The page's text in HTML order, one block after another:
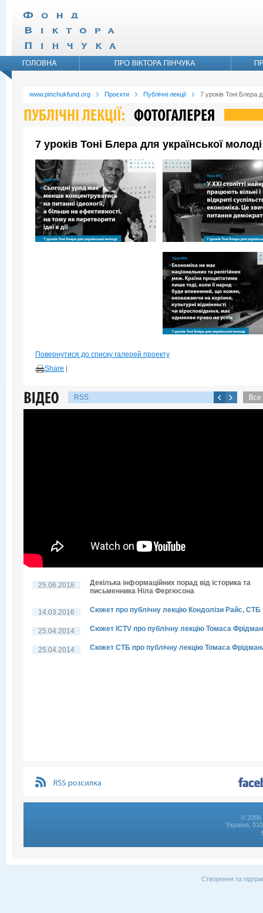
www.pinchukfund.org Проєкти Публічні лекції 7 уроків Тоні Блера
7 уроків Тоні Блера для української
Повернутися до списку галерей проекту
Share
RSS
25.06.2018
Декілька інформаційних порад від історика та
письменника Ніла Фергюсона
14.03.2016 Сюжет про публічну лекцію Кондолізи Райс, СТБ
25.04.2014 Сюжет ICTV про публічну лекцію Томаса
25.04.2014 Сюжет СТБ про публічну лекцію Томаса
© 2006
Україна,
Створення та